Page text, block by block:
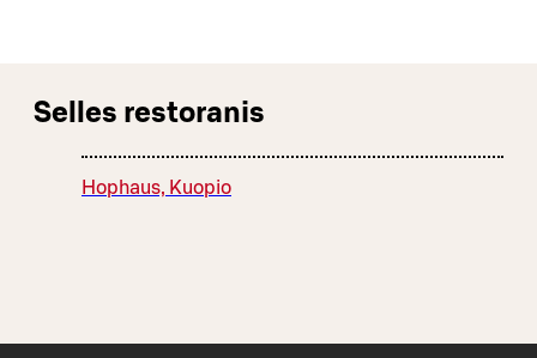
Selles restoranis
Hophaus, Kuopio